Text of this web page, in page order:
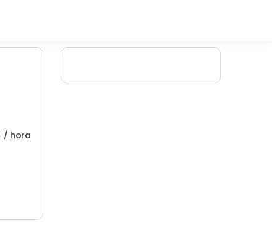
/ hora